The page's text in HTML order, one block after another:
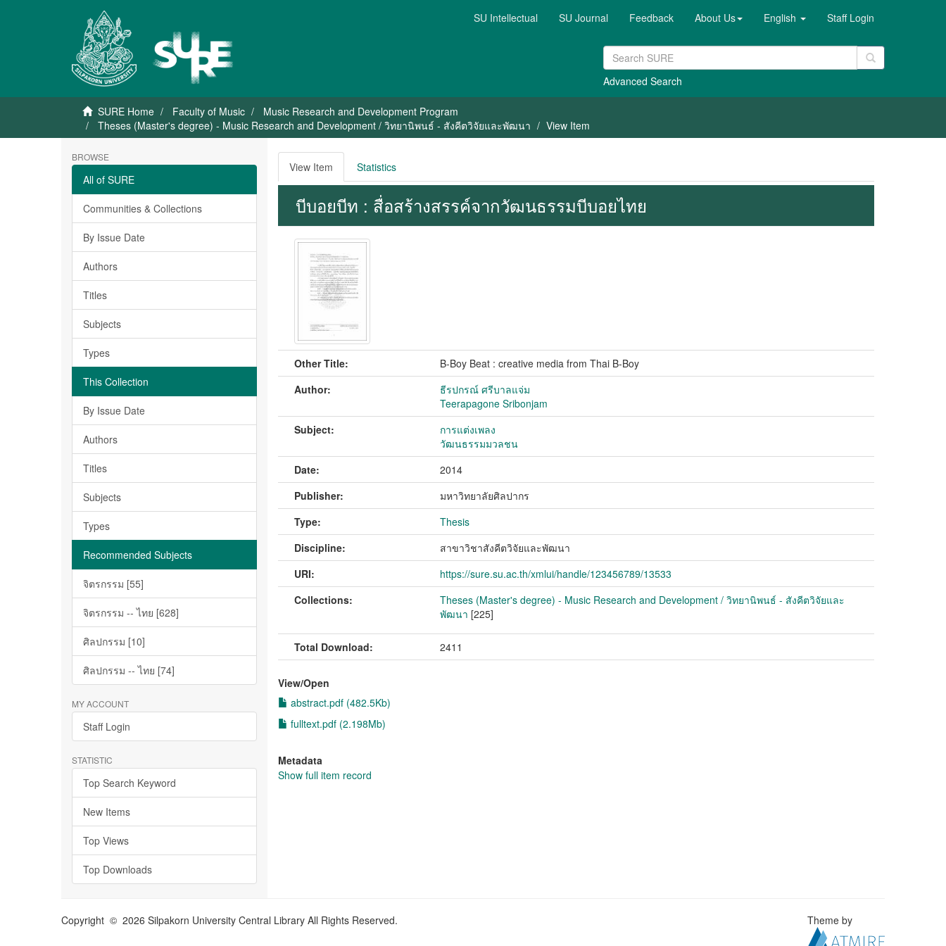
SU Intellectual SU Journal Feedback About Us English Staff Login
Advanced Search
SURE Home Faculty of Music
Music Research and Development Program
Theses (Master's degree) - Music Research and Development / วิทยานิพนธ์ - สังคีตวิจัยและพัฒนา
View Item
BROWSE
All of SURE
Communities & Collections
By Issue Date
Authors
Titles
Subjects
Types
This Collection
By Issue Date
Authors
Titles
Subjects
Types
Recommended Subjects
จิตรกรรม [55]
จิตรกรรม -- ไทย [628]
ศิลปกรรม [10]
ศิลปกรรม -- ไทย [74]
MY ACCOUNT
Staff Login
STATISTIC
Top Search Keyword
New Items
Top Views
Top Downloads
View Item Statistics
บีบอยบีท : สื่อสร้างสรรค์จากวัฒนธรรมบีบอยไทย
Other Title:
B-Boy Beat : creative media from Thai B-Boy
Author:
ธีรปกรณ์ ศรีบาลแจ่ม
Teerapagone Sribonjam
Subject:
การแต่งเพลง
วัฒนธรรมมวลชน
Date:
2014
Publisher:
มหาวิทยาลัยศิลปากร
Type:
Thesis
Discipline:
สาขาวิชาสังคีตวิจัยและพัฒนา
URI:
https://sure.su.ac.th/xmlui/handle/123456789/13533
Collections:
Theses (Master's degree) - Music Research and Development / วิทยานิพนธ์ - สังคีตวิจัยและ
พัฒนา [225]
Total Download: 2411
View/Open
abstract.pdf (482.5Kb)
fulltext.pdf (2.198Mb)
Metadata
Show full item record
Copyright © 2026 Silpakorn University Central Library All Rights Reserved. Theme by